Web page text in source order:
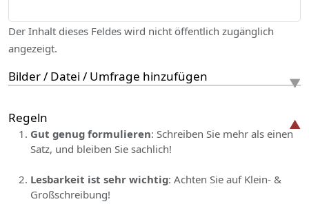
Der Inhalt dieses Feldes wird nicht öffentlich zugänglich
angezeigt.
Bilder / Datei / Umfrage hinzufügen
Regeln
Gut genug formulieren: Schreiben Sie mehr als einen
Satz, und bleiben Sie sachlich!
Lesbarkeit ist sehr wichtig: Achten Sie auf Klein- &
Großschreibung!